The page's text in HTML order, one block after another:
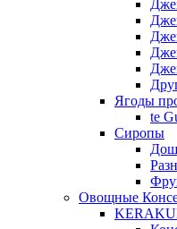
Ягоды
te
Сиропы
Овощные